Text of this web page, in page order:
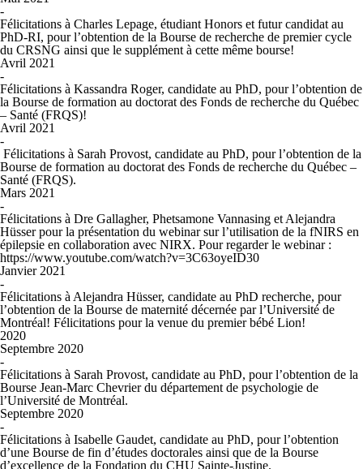
-
Félicitations à Charles Lepage, étudiant Honors et futur candidat au
PhD-RI, pour l’obtention de la Bourse de recherche de premier cycle
du CRSNG ainsi que le supplément à cette même bourse!
Avril 2021
-
Félicitations à Kassandra Roger, candidate au PhD, pour l’obtention de
la Bourse de formation au doctorat des Fonds de recherche du Québec
– Santé (FRQS)!
Avril 2021
-
Félicitations à Sarah Provost, candidate au PhD, pour l’obtention de la
Bourse de formation au doctorat des Fonds de recherche du Québec –
Santé (FRQS).
Mars 2021
-
Félicitations à Dre Gallagher, Phetsamone Vannasing et Alejandra
Hüsser pour la présentation du webinar sur l’utilisation de la fNIRS en
épilepsie en collaboration avec NIRX. Pour regarder le webinar :
https://www.youtube.com/watch?v=3C63oyeID30
Janvier 2021
-
Félicitations à Alejandra Hüsser, candidate au PhD recherche, pour
l’obtention de la Bourse de maternité décernée par l’Université de
Montréal! Félicitations pour la venue du premier bébé Lion!
2020
Septembre 2020
-
Félicitations à Sarah Provost, candidate au PhD, pour l’obtention de la
Bourse Jean-Marc Chevrier du département de psychologie de
l’Université de Montréal.
Septembre 2020
-
Félicitations à Isabelle Gaudet, candidate au PhD, pour l’obtention
d’une Bourse de fin d’études doctorales ainsi que de la Bourse
d’excellence de la Fondation du CHU Sainte-Justine.